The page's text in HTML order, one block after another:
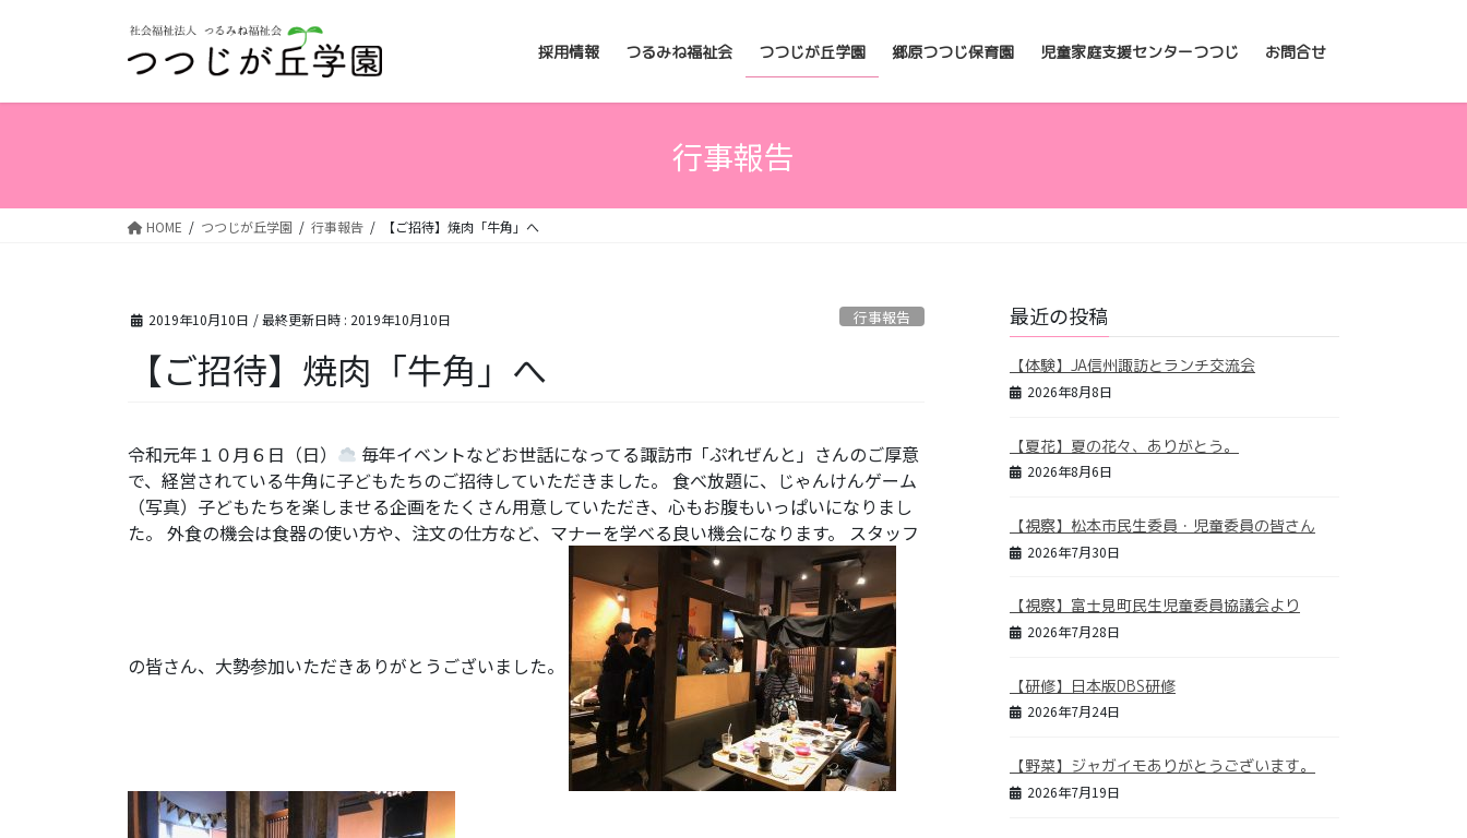
採用情報 つるみね福祉会 つつじが丘学園 郷原つつじ保育園 児童家庭支援センターつつじ お問合せ
行事報告
HOME つつじが丘学園 行事報告 【ご招待】焼肉「牛角」へ
2019年10月10日 / 最終更新日時 : 2019年10月10日 行事報告
【ご招待】焼肉「牛角」へ
令和元年１０月６日（日）
毎年イベントなどお世話になってる諏訪市「ぷれぜんと」さんのご厚意
で、経営されている牛角に子どもたちのご招待していただきました。 食べ放題に、じゃんけんゲーム
（写真）子どもたちを楽しませる企画をたくさん用意していただき、心もお腹もいっぱいになりまし
た。 外食の機会は食器の使い方や、注文の仕方など、マナーを学べる良い機会になります。 スタッフ
の皆さん、大勢参加いただきありがとうございました。
最近の投稿
【体験】JA信州諏訪とランチ交流会
2026年8月8日
【夏花】夏の花々、ありがとう。
2026年8月6日
【視察】松本市民生委員・児童委員の皆さん
2026年7月30日
【視察】富士見町民生児童委員協議会より
2026年7月28日
【研修】日本版DBS研修
2026年7月24日
【野菜】ジャガイモありがとうございます。
2026年7月19日